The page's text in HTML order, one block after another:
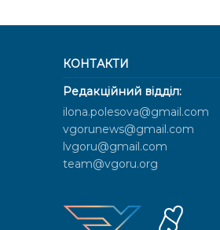
КОНТАКТИ
Редакційний відділ:
ilona.polesova@gmail.com
vgorunews@gmail.com
lvgoru@gmail.com
team@vgoru.org